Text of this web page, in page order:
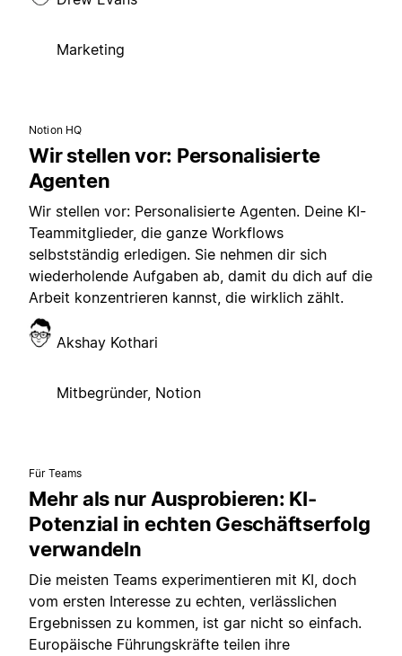
Marketing
Notion HQ
Wir stellen vor: Personalisierte
Agenten
Wir stellen vor: Personalisierte Agenten. Deine KI-
Teammitglieder, die ganze Workflows
selbstständig erledigen. Sie nehmen dir sich
wiederholende Aufgaben ab, damit du dich auf die
Arbeit konzentrieren kannst, die wirklich zählt.
Akshay Kothari
Mitbegründer, Notion
Für Teams
Mehr als nur Ausprobieren: KI-
Potenzial in echten Geschäftserfolg
verwandeln
Die meisten Teams experimentieren mit KI, doch
vom ersten Interesse zu echten, verlässlichen
Ergebnissen zu kommen, ist gar nicht so einfach.
Europäische Führungskräfte teilen ihre